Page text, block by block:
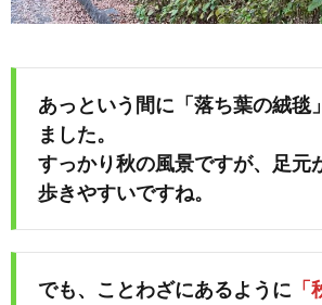
あっという間に「落ち葉の絨毯
ました。
すっかり秋の風景ですが、足元
歩きやすいですね。
でも、ことわざにあるように